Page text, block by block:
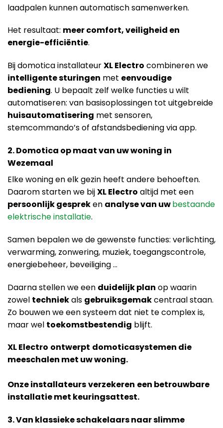
laadpalen kunnen automatisch samenwerken.
Het resultaat: meer comfort, veiligheid en
energie-efficiëntie.
Bij domotica installateurXL Electro combineren we
intelligente sturingen met eenvoudige
bediening. U bepaalt zelf welke functies u wilt
automatiseren: van basisoplossingen tot uitgebreide
huisautomatisering met sensoren,
stemcommando’s of afstandsbediening via app.
2. Domotica op maat van uw woning in
Wezemaal
Elke woning en elk gezin heeft andere behoeften.
Daarom starten we bijXL Electro altijd met een
persoonlijk gespreken analyse van uwbestaande
elektrische installatie.
Samen bepalen we de gewenste functies: verlichting,
verwarming, zonwering, muziek, toegangscontrole,
energiebeheer, beveiliging …
Daarna stellen we een duidelijk plan op waarin
zowel techniekals gebruiksgemakcentraal staan.
Zo bouwen we een systeem dat niet te complex is,
maar wel toekomstbestendig blijft.
XL Electro ontwerpt domoticasystemen die
meeschalen met uw woning.
Onze installateursverzekeren een betrouwbare
installatie met keuringsattest.
3. Van klassieke schakelaars naar slimme